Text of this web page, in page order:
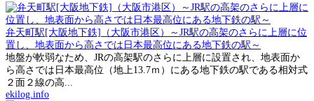
弁天町駅[大阪地下鉄]（大阪市港区）～JR駅の高架のさらに上層に位
置し、地表面から高さでは日本最高位にある地下鉄の駅～
地盤が軟弱なため、JRの高架駅のさらに上層に設置され、地表面か
ら高さでは日本最高位（地上13.7ｍ）にある地下鉄の駅である相対式
２面２線の高...
ekilog.info